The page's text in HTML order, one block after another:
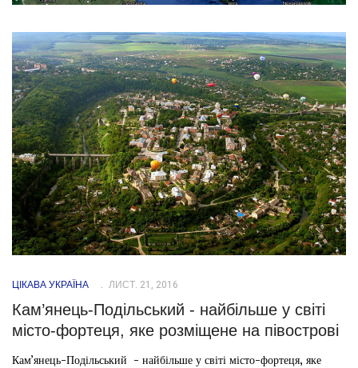
ЦІКАВА УКРАЇНА ЛИСТ. 21, 2016
Кам’янець-Подільський - найбільше у світі
місто-фортеця, яке розміщене на півострові
Кам’янець-Подільський - найбільше у світі місто-фортеця, яке